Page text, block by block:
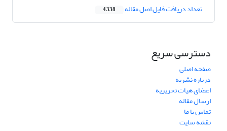
تعداد دریافت فایل اصل مقاله 4,338
دسترسی سریع
صفحه اصلی
درباره نشریه
اعضای هیات تحریریه
ارسال مقاله
تماس با ما
نقشه سایت